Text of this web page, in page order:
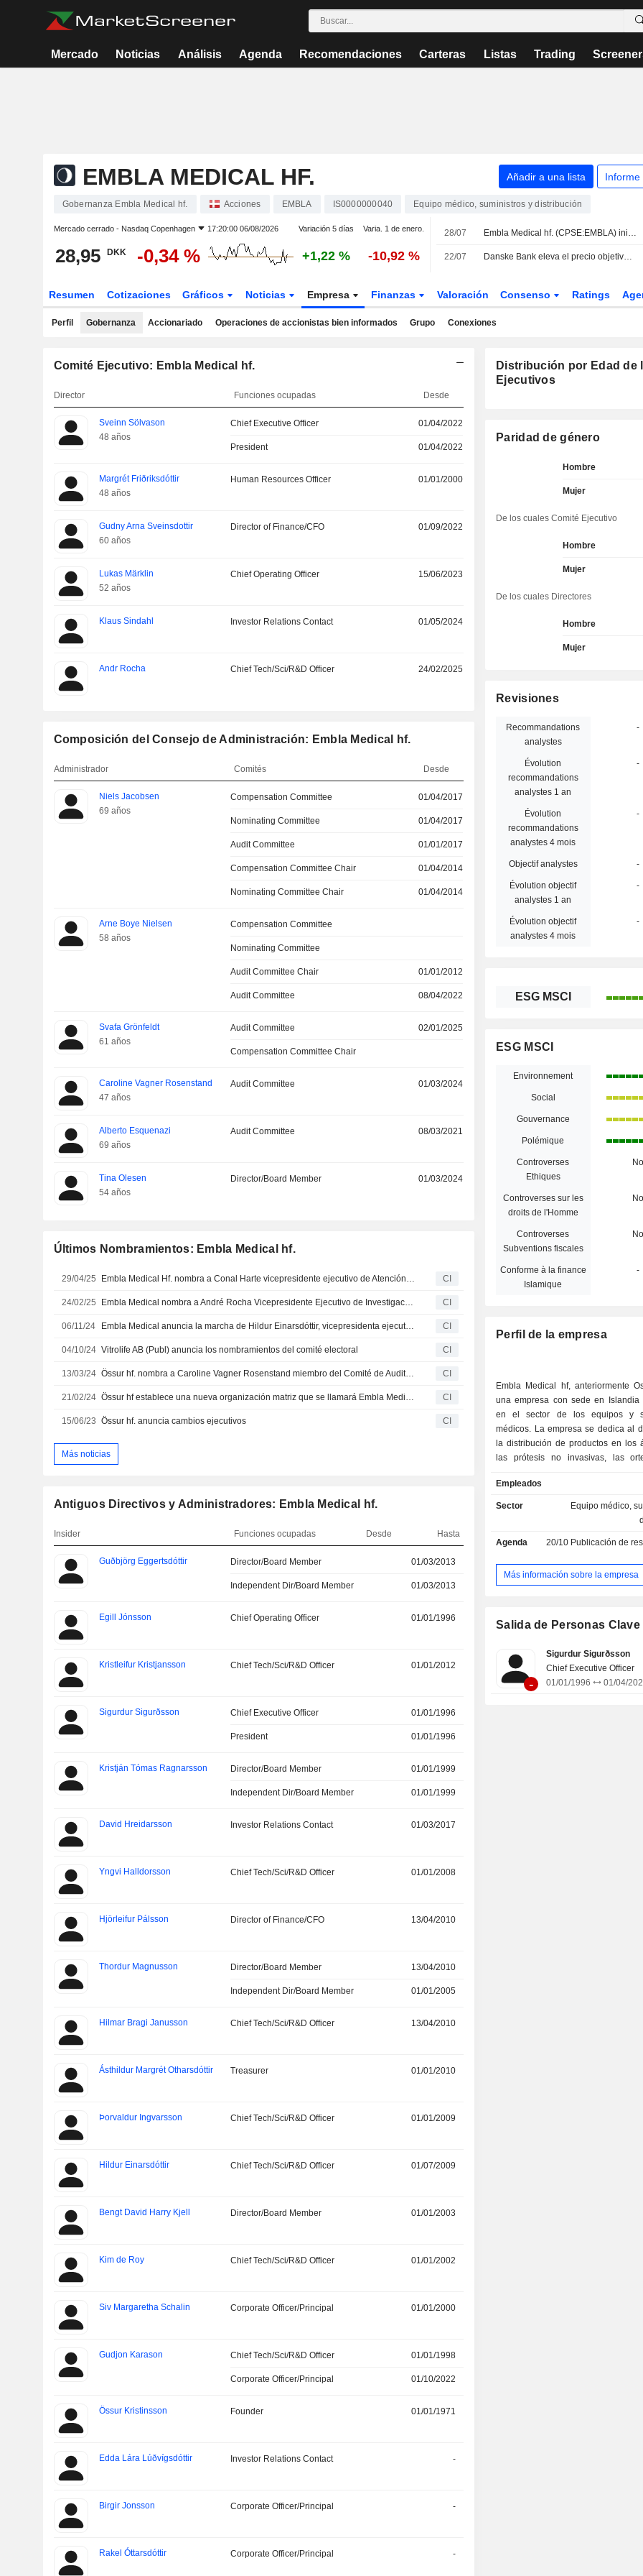
Mercado Noticias Análisis Agenda Recomendaciones Carteras Listas Trading
EMBLA MEDICAL HF. Añadir a una lista Informe
Gobernanza Embla Medical hf. Acciones EMBLA IS0000000040 Equipo médico, suministros y distribución
Mercado cerrado - Nasdaq Copenhagen 17:20:00 06/08/2026 Variación 5 días Varia. 1 de enero.
28,95 DKK -0,34 % +1,22 % -10,92 %
28/07 Embla Medical hf. (CPSE:EMBLA) inicia un plan de recompra de acciones de 8.000.000 de títulos, representativos del 1,9% del capital, por 40 millones USD, bajo la autorización aprobada el 10 de marzo de 2026.
22/07 Danske Bank eleva el precio objetivo de Embla hasta los 30 DKK y reitera su recomendación de mantener
Resumen Cotizaciones Gráficos Noticias Empresa Finanzas Valoración Consenso Ratings
Perfil Gobernanza Accionariado Operaciones de accionistas bien informados Grupo Conexiones
Comité Ejecutivo: Embla Medical hf.
Director Funciones ocupadas Desde
Sveinn Sölvason
48 años
Chief Executive Officer 01/04/2022
President 01/04/2022
Margrét Friðriksdóttir
48 años
Human Resources Officer 01/01/2000
Gudny Arna Sveinsdottir
60 años
Director of Finance/CFO 01/09/2022
Lukas Märklin
52 años
Chief Operating Officer 15/06/2023
Klaus Sindahl Investor Relations Contact 01/05/2024
Andr Rocha Chief Tech/Sci/R&D Officer 24/02/2025
Composición del Consejo de Administración: Embla Medical hf.
Administrador Comités Desde
Niels Jacobsen
69 años
Compensation Committee 01/04/2017
Nominating Committee 01/04/2017
Audit Committee 01/01/2017
Compensation Committee Chair 01/04/2014
Nominating Committee Chair 01/04/2014
Arne Boye Nielsen
58 años
Compensation Committee
Nominating Committee
Audit Committee Chair 01/01/2012
Audit Committee 08/04/2022
Svafa Grönfeldt
61 años
Audit Committee 02/01/2025
Compensation Committee Chair
Caroline Vagner Rosenstand
47 años
Audit Committee 01/03/2024
Alberto Esquenazi
69 años
Audit Committee 08/03/2021
Tina Olesen
54 años
Director/Board Member 01/03/2024
Últimos Nombramientos: Embla Medical hf.
29/04/25 Embla Medical Hf. nombra a Conal Harte vicepresidente ejecutivo de Atención al Paciente. CI
24/02/25 Embla Medical nombra a André Rocha Vicepresidente Ejecutivo de Investigación y Desarrollo CI
06/11/24 Embla Medical anuncia la marcha de Hildur Einarsdóttir, vicepresidenta ejecutiva de I+D CI
04/10/24 Vitrolife AB (Publ) anuncia los nombramientos del comité electoral CI
13/03/24 Össur hf. nombra a Caroline Vagner Rosenstand miembro del Comité de Auditoría CI
21/02/24 Össur hf establece una nueva organización matriz que se llamará Embla Medical CI
15/06/23 Össur hf. anuncia cambios ejecutivos CI
Más noticias
Antiguos Directivos y Administradores: Embla Medical hf.
Insider Funciones ocupadas Desde Hasta
Guðbjörg Eggertsdóttir Director/Board Member 01/03/2013 01/03/2024
Independent Dir/Board Member 01/03/2013 01/03/2024
Egill Jónsson Chief Operating Officer 01/01/1996 15/06/2023
Kristleifur Kristjansson Chief Tech/Sci/R&D Officer 01/01/2012 01/07/2022
Sigurdur Sigurðsson Chief Executive Officer 01/01/1996
President 01/01/1996
Kristján Tómas Ragnarsson Director/Board Member 01/01/1999
Independent Dir/Board Member 01/01/1999
David Hreidarsson Investor Relations Contact 01/03/2017
Yngvi Halldorsson Chief Tech/Sci/R&D Officer 01/01/2008
Hjörleifur Pálsson Director of Finance/CFO 13/04/2010
Thordur Magnusson Director/Board Member 13/04/2010
Independent Dir/Board Member 01/01/2005
Hilmar Bragi Janusson Chief Tech/Sci/R&D Officer 13/04/2010
Ásthildur Margrét Otharsdóttir Treasurer 01/01/2010
Þorvaldur Ingvarsson Chief Tech/Sci/R&D Officer 01/01/2009
Hildur Einarsdóttir Chief Tech/Sci/R&D Officer 01/07/2009
Bengt David Harry Kjell Director/Board Member 01/01/2003
Kim de Roy Chief Tech/Sci/R&D Officer 01/01/2002
Siv Margaretha Schalin Corporate Officer/Principal 01/01/2000
Gudjon Karason Chief Tech/Sci/R&D Officer 01/01/1998
Corporate Officer/Principal 01/10/2022
Össur Kristinsson Founder 01/01/1971
Edda Lára Lúðvígsdóttir Investor Relations Contact -
Birgir Jonsson Corporate Officer/Principal -
Rakel Óttarsdóttir Corporate Officer/Principal -
Distribución por Edad de
Ejecutivos
Paridad de género
Hombre
Mujer
De los cuales Comité Ejecutivo
Hombre
Mujer
De los cuales Directores
Hombre
Mujer
Revisiones
Recommandations
analystes
-
Évolution
recommandations
analystes 1 an
-
Évolution
recommandations
analystes 4 mois
-
Objectif analystes -
Évolution objectif
analystes 1 an
-
Évolution objectif
analystes 4 mois
-
ESG MSCI
ESG MSCI
Environnement
Social
Gouvernance
Polémique
Controverses
Ethiques
No
Controverses sur les
droits de l'Homme
No
Controverses
Subventions fiscales
No
Conforme à la finance
Islamique
-
Perfil de la empresa
Embla Medical hf, anteriormente
una empresa con sede en Islandia
en el sector de los equipos y
médicos. La empresa se dedica al
la distribución de productos en los
las prótesis no invasivas, las
de la empresa se dividen en tres
negocio: el de Prótesis, cuya
productos incluye una gama de
superiores; Ortesis y soportes,
alivian el dolor de la osteoartritis de
como el Unloader Hip, diseñado
osteoartritis leve y moderada de
clínicas de atención al paciente
mundo, cada una de las cuales
pacientes individuales y sus
Empleados
Sector
Equipo médico,
Agenda 20/10 Publicación de
Más información sobre la empresa
Salida de Personas Clave
-
Sigurdur Sigurðsson
Chief Executive Officer
01/01/1996
01/04/